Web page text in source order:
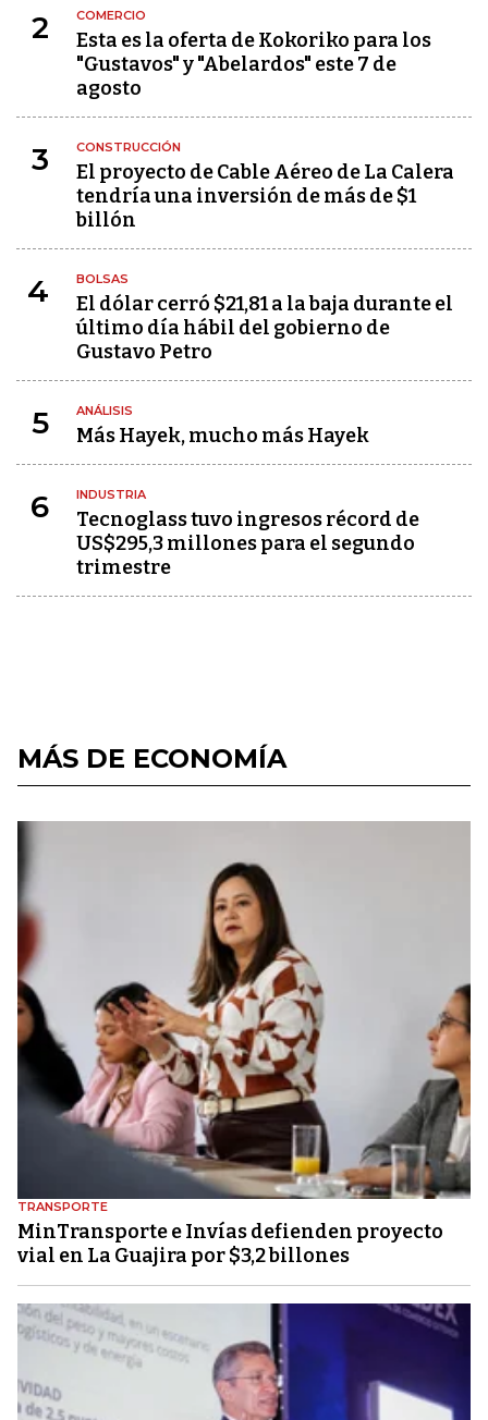
2 COMERCIO
Esta es la oferta de Kokoriko para los
"Gustavos" y "Abelardos" este 7 de
agosto
3 CONSTRUCCIÓN
El proyecto de Cable Aéreo de La Calera
tendría una inversión de más de $1
billón
4 BOLSAS
El dólar cerró $21,81 a la baja durante el
último día hábil del gobierno de
Gustavo Petro
5 ANÁLISIS
Más Hayek, mucho más Hayek
6 INDUSTRIA
Tecnoglass tuvo ingresos récord de
US$295,3 millones para el segundo
trimestre
MÁS DE ECONOMÍA
TRANSPORTE
MinTransporte e Invías defienden proyecto
vial en La Guajira por $3,2 billones